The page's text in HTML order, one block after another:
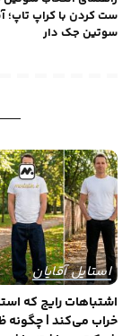
ست کردن با کراپ تاپ؛
سوتین جک دار
استایل آقایان
اشتباهات رایج که
خراب می‌کند | چگونه